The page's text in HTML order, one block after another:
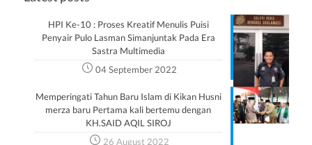
HPI Ke-10 : Proses Kreatif Menulis Puisi
Penyair Pulo Lasman Simanjuntak Pada Era
Sastra Multimedia
04 September 2022
Memperingati Tahun Baru Islam di Kikan Husni
merza baru Pertama kali bertemu dengan
KH.SAID AQIL SIROJ
26 August 2022